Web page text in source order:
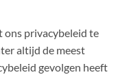
ons privacybeleid te
altijd de meest
gevolgen heeft